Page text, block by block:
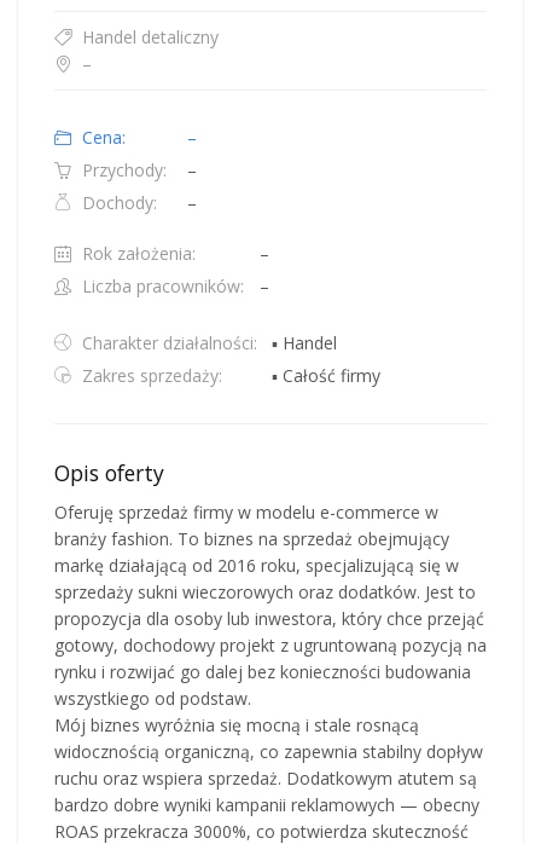
Handel detaliczny
–
Cena:
–
Przychody:
–
Dochody:
–
Rok założenia:
–
Liczba pracowników:
–
Charakter działalności:
▪ Handel
Zakres sprzedaży:
▪ Całość firmy
Opis oferty
Oferuję sprzedaż firmy w modelu e-commerce w
branży fashion. To biznes na sprzedaż obejmujący
markę działającą od 2016 roku, specjalizującą się w
sprzedaży sukni wieczorowych oraz dodatków. Jest to
propozycja dla osoby lub inwestora, który chce przejąć
gotowy, dochodowy projekt z ugruntowaną pozycją na
rynku i rozwijać go dalej bez konieczności budowania
wszystkiego od podstaw.
Mój biznes wyróżnia się mocną i stale rosnącą
widocznością organiczną, co zapewnia stabilny dopływ
ruchu oraz wspiera sprzedaż. Dodatkowym atutem są
bardzo dobre wyniki kampanii reklamowych — obecny
ROAS przekracza 3000%, co potwierdza skuteczność